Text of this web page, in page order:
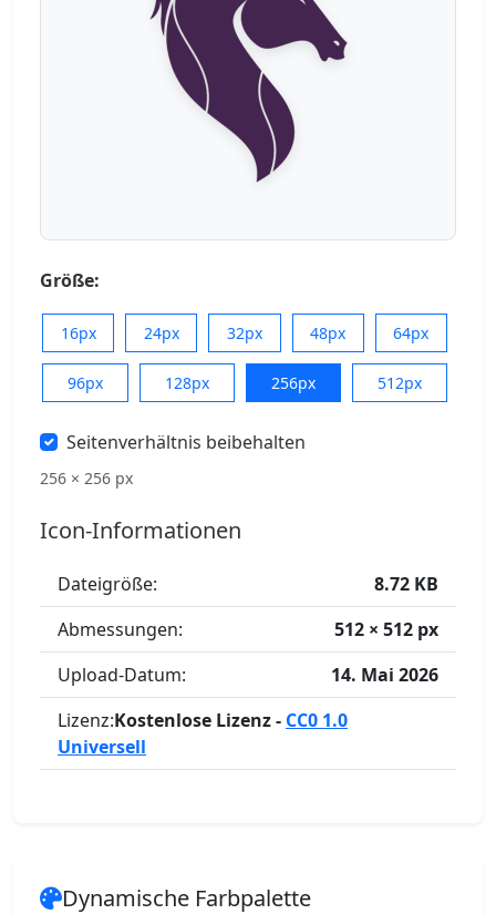
Größe:
16px 24px 32px 48px 64px
96px 128px 256px 512px
Seitenverhältnis beibehalten
256 × 256 px
Icon-Informationen
Dateigröße:
8.72 KB
Abmessungen:
512 × 512 px
Upload-Datum:
14. Mai 2026
Lizenz:Kostenlose Lizenz - CC0 1.0
Universell
Dynamische Farbpalette